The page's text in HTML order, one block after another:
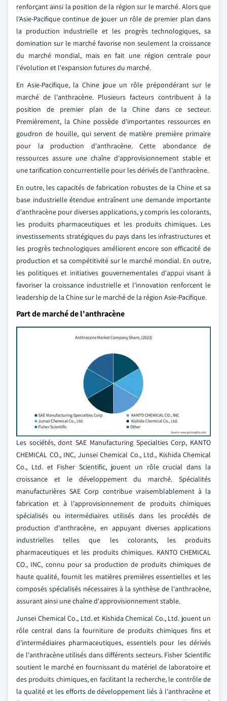
renforçant ainsi la position de la région sur le marché. Alors que
l'Asie-Pacifique continue de jouer un rôle de premier plan dans
la production industrielle et les progrès technologiques, sa
domination sur le marché favorise non seulement la croissance
du marché mondial, mais en fait une région centrale pour
l'évolution et l'expansion futures du marché.
En Asie-Pacifique, la Chine joue un rôle prépondérant sur le
marché de l'anthracène. Plusieurs facteurs contribuent à la
position de premier plan de la Chine dans ce secteur.
Premièrement, la Chine possède d'importantes ressources en
goudron de houille, qui servent de matière première primaire
pour la production d'anthracène. Cette abondance de
ressources assure une chaîne d'approvisionnement stable et
une tarification concurrentielle pour les dérivés de l'anthracène.
En outre, les capacités de fabrication robustes de la Chine et sa
base industrielle étendue entraînent une demande importante
d'anthracène pour diverses applications, y compris les colorants,
les produits pharmaceutiques et les produits chimiques. Les
investissements stratégiques du pays dans les infrastructures et
les progrès technologiques améliorent encore son efficacité de
production et sa compétitivité sur le marché mondial. En outre,
les politiques et initiatives gouvernementales d'appui visant à
favoriser la croissance industrielle et l'innovation renforcent le
leadership de la Chine sur le marché de la région Asie-Pacifique.
Part de marché de l'anthracène
Les sociétés, dont SAE Manufacturing Specialties Corp, KANTO
CHEMICAL CO., INC, Junsei Chemical Co., Ltd., Kishida Chemical
Co., Ltd. et Fisher Scientific, jouent un rôle crucial dans la
croissance et le développement du marché. Spécialités
manufacturières SAE Corp contribue vraisemblablement à la
fabrication et à l'approvisionnement de produits chimiques
spécialisés ou intermédiaires utilisés dans les procédés de
production d'anthracène, en appuyant diverses applications
industrielles telles que les colorants, les produits
pharmaceutiques et les produits chimiques. KANTO CHEMICAL
CO., INC, connu pour sa production de produits chimiques de
haute qualité, fournit les matières premières essentielles et les
composés spécialisés nécessaires à la synthèse de l'anthracène,
assurant ainsi une chaîne d'approvisionnement stable.
Junsei Chemical Co., Ltd. et Kishida Chemical Co., Ltd. jouent un
rôle central dans la fourniture de produits chimiques fins et
d'intermédiaires pharmaceutiques, essentiels pour les dérivés
de l'anthracène utilisés dans différents secteurs. Fisher Scientific
soutient le marché en fournissant du matériel de laboratoire et
des produits chimiques, en facilitant la recherche, le contrôle de
la qualité et les efforts de développement liés à l'anthracène et